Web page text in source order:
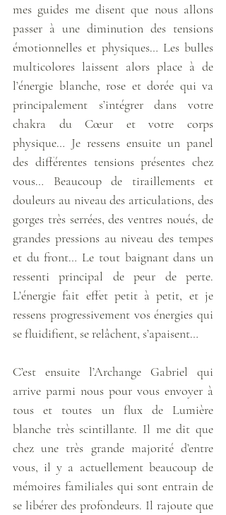
mes guides me disent que nous allons
passer à une diminution des tensions
émotionnelles et physiques… Les bulles
multicolores laissent alors place à de
l’énergie blanche, rose et dorée qui va
principalement s’intégrer dans votre
chakra du Cœur et votre corps
physique… Je ressens ensuite un panel
des différentes tensions présentes chez
vous… Beaucoup de tiraillements et
douleurs au niveau des articulations, des
gorges très serrées, des ventres noués, de
grandes pressions au niveau des tempes
et du front… Le tout baignant dans un
ressenti principal de peur de perte.
L’énergie fait effet petit à petit, et je
ressens progressivement vos énergies qui
se fluidifient, se relâchent, s’apaisent…
C’est ensuite l’Archange Gabriel qui
arrive parmi nous pour vous envoyer à
tous et toutes un flux de Lumière
blanche très scintillante. Il me dit que
chez une très grande majorité d’entre
vous, il y a actuellement beaucoup de
mémoires familiales qui sont entrain de
se libérer des profondeurs. Il rajoute que